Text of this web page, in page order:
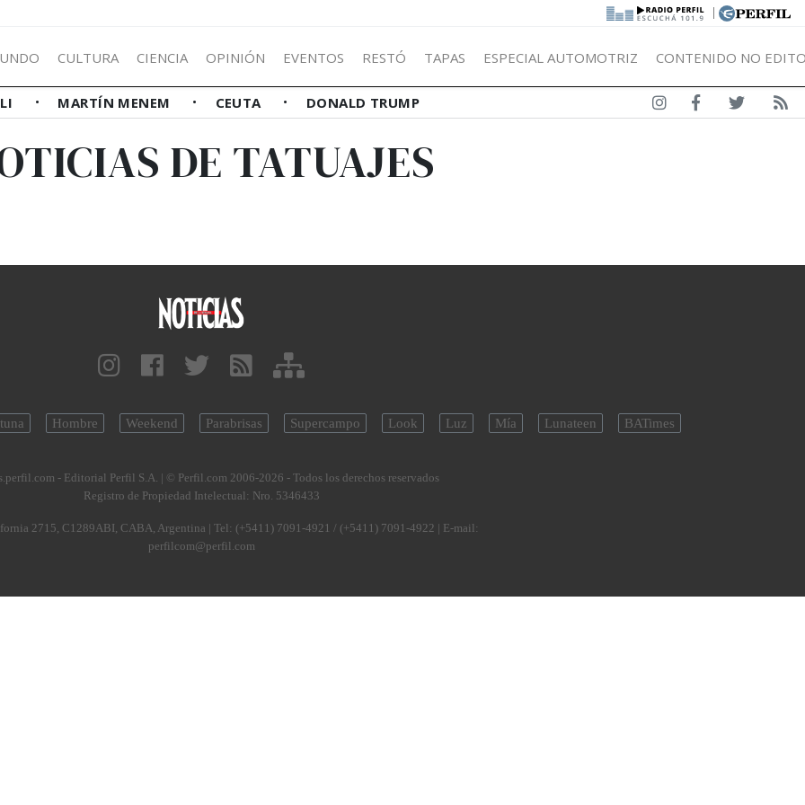
|
CULTURA CIENCIA OPINIÓN EVENTOS RESTÓ TAPAS ESPECIAL AUTOMOTRIZ CONTENIDO NO
MARTÍN MENEM CEUTA DONALD TRUMP
DE TATUAJES
Hombre Weekend Parabrisas Supercampo Look Luz Mía Lunateen BATimes
- Editorial Perfil S.A. | © Perfil.com 2006-2026 - Todos los derechos reservados
Registro de Propiedad Intelectual: Nro. 5346433
2715, C1289ABI, CABA, Argentina | Tel: (+5411) 7091-4921 / (+5411) 7091-4922 | E-mail:
perfilcom@perfil.com